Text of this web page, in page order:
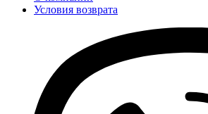
Условия возврата